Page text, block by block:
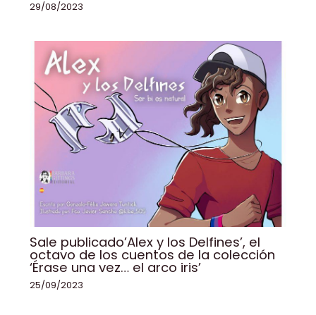
29/08/2023
Sale publicado’Alex y los Delfines’, el
octavo de los cuentos de la colección
‘Érase una vez… el arco iris’
25/09/2023